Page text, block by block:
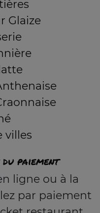
Glaize
villes
paiement
ligne ou à la
par paiement